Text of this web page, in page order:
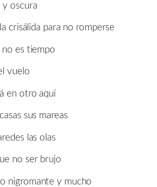
y oscura
crisálida para no romperse
es tiempo
vuelo
en otro aquí
sus mareas
las olas
no ser brujo
nigromante y mucho